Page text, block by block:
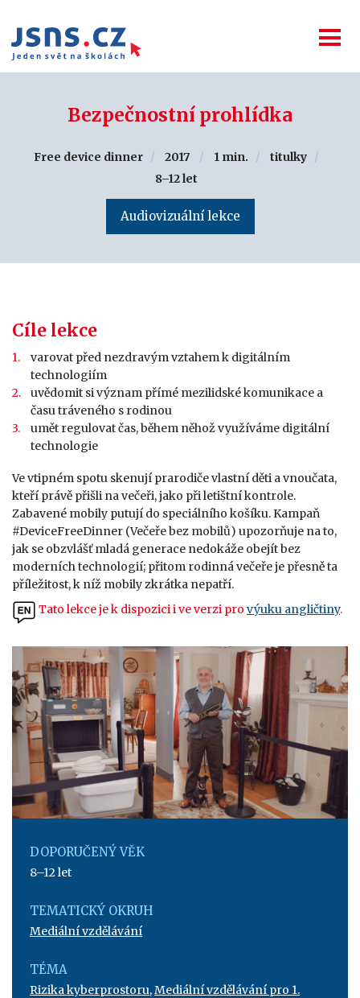
Bezpečnostní prohlídka
Free device dinner 2017 1 min.
titulky
8–12 let
Audiovizuální lekce
Cíle lekce
varovat před nezdravým vztahem k digitálním
technologiím
uvědomit si význam přímé mezilidské komunikace a
času tráveného s rodinou
umět regulovat čas, během něhož využíváme digitální
technologie
Ve vtipném spotu skenují prarodiče vlastní děti a vnoučata,
kteří právě přišli na večeři, jako při letištní kontrole.
Zabavené mobily putují do speciálního košíku. Kampaň
#DeviceFreeDinner (Večeře bez mobilů) upozorňuje na to,
jak se obzvlášť mladá generace nedokáže obejít bez
moderních technologií; přitom rodinná večeře je přesně ta
příležitost, k níž mobily zkrátka nepatří.
Tato lekce jek dispozici i ve verzi pro výuku angličtiny.
DOPORUČENÝ VĚK
8–12 let
TEMATICKÝ OKRUH
Mediální vzdělávání
TÉMA
Rizika kyberprostoru,Mediální vzdělávání pro 1.